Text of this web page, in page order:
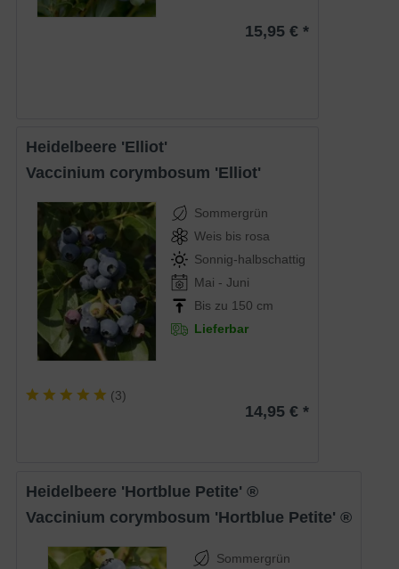
15,95 € *
Heidelbeere 'Elliot'
Vaccinium corymbosum 'Elliot'
Sommergrün
Weis bis rosa
Sonnig-halbschattig
Mai - Juni
Bis zu 150 cm
Lieferbar
(3)
14,95 € *
Heidelbeere 'Hortblue Petite' ®
Vaccinium corymbosum 'Hortblue Petite' ®
Sommergrün